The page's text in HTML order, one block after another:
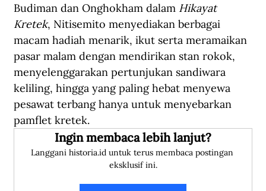
Budiman dan Onghokham dalam Hikayat
Kretek, Nitisemito menyediakan berbagai
macam hadiah menarik, ikut serta meramaikan
pasar malam dengan mendirikan stan rokok,
menyelenggarakan pertunjukan sandiwara
keliling, hingga yang paling hebat menyewa
pesawat terbang hanya untuk menyebarkan
pamflet kretek.
Ingin membaca lebih lanjut?
Langgani historia.id untuk terus membaca postingan
eksklusif ini.